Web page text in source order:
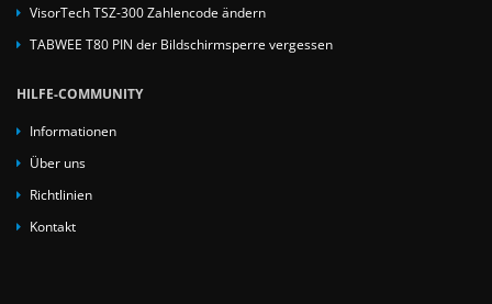
VisorTech TSZ-300 Zahlencode ändern
TABWEE T80 PIN der Bildschirmsperre vergessen
HILFE-COMMUNITY
Informationen
Über uns
Richtlinien
Kontakt